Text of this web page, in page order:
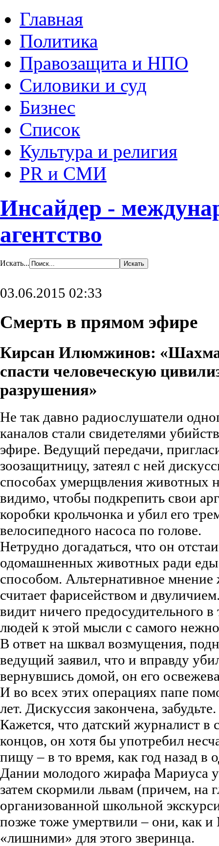
Главная
Политика
Правозащита и НПО
Силовики и суд
Бизнес
Список
Культура и религия
PR и СМИ
Инсайдер -
агентство
Искать...
03.06.2015 02:33
Смерть в прямом эфире
Кирсан Илюмжинов:
спасти человеческую
разрушения»
Не так давно радиослушатели
каналов стали свидетелями
эфире. Ведущий передачи,
зоозащитницу, затеял с ней
способах умерщвления животных
видимо, чтобы подкрепить свои
коробки крольчонка и убил его
велосипедного насоса по голове.
Нетрудно догадаться, что он
одомашненных животных ради
способом. Альтернативное
считает фарисейством и
видит ничего предосудительного
людей к этой мысли с самого
В ответ на шквал возмущения,
ведущий заявил, что и вправду
вернувшись домой, он его
И во всех этих операциях папе
лет. Дискуссия закончена, забудьте.
Кажется, что датский журналист в
концов, он хотя бы употребил
пищу – в то время, как год назад в
Дании молодого жирафа Мариуса
затем скормили львам (причем, на
организованной школьной
позже тоже умертвили – они, как и
«лишними» для этого зверинца.